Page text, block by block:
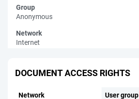
Group
Anonymous
Network
Internet
DOCUMENT ACCESS RIGHTS
Network User group